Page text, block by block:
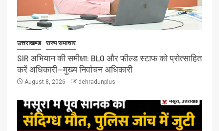
उत्तराखण्ड राज्य समाचार
SIR अभियान की समीक्षा: BLO और फील्ड स्टाफ को प्रोत्साहित
करें अधिकारी—मुख्य निर्वाचन अधिकारी
August 8, 2026 dehradunplus